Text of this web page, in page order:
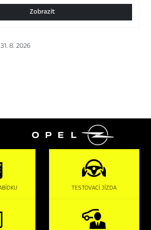
Zobrazit
8. 2026

TESTOVACÍ JÍZDA